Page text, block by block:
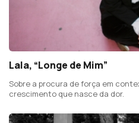
Lala, “Longe de Mim”
Sobre a procura de força em
crescimento que nasce da dor.